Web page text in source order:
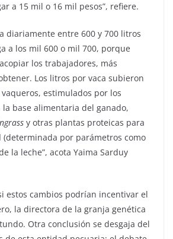
a 15 mil o 16 mil pesos”, refiere.
diariamente entre 600 y 700 litros
a los mil 600 o mil 700, porque
los trabajadores, más
Los litros por vaca subieron
vaqueros, estimulados por los
base alimentaria del ganado,
y otras plantas proteicas para
(determinada por parámetros como
la leche”, acota Yaima Sarduy
estos cambios podrían incentivar el
la directora de la granja genética
Otra conclusión se desgaja del